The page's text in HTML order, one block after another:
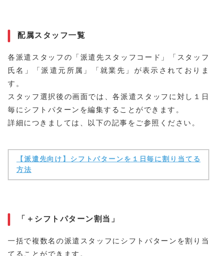
配属スタッフ一覧
各派遣スタッフの「派遣先スタッフコード」「スタッフ
氏名」「派遣元所属」「就業先」が表示されておりま
す。
スタッフ選択後の画面では、各派遣スタッフに対し１日
毎にシフトパターンを編集することができます。
詳細につきましては、以下の記事をご参照ください。
【派遣先向け】シフトパターンを１日毎に割り当てる
方法
「＋シフトパターン割当」
一括で複数名の派遣スタッフにシフトパターンを割り当
てることができます。